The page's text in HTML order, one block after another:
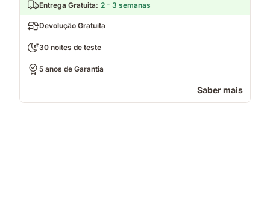
Entrega Gratuita: 2 - 3 semanas
Devolução Gratuita
30 noites de teste
5 anos de Garantia
Saber mais